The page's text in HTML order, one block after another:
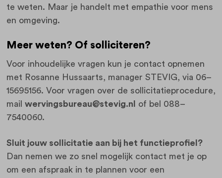
te weten. Maar je handelt met empathie voor mens
en omgeving.
Meer weten? Of solliciteren?
Voor inhoudelijke vragen kun je contact opnemen
met Rosanne Hussaarts, manager STEVIG, via 06–
15695156. Voor vragen over de sollicitatieprocedure,
mail wervingsbureau@stevig.nl
of bel 088–
7540060.
Sluit jouw sollicitatie aan bij het functieprofiel?
Dan nemen we zo snel mogelijk contact met je op
om een afspraak in te plannen voor een